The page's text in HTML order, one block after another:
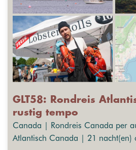
GLT58: Rondreis
rustig tempo
Canada | Rondreis Canada per
Atlantisch Canada | 21 nacht(en)